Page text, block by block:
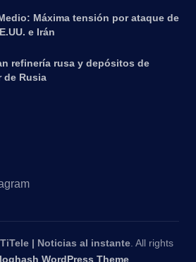
Máxima tensión por ataque de
e Irán
refinería rusa y depósitos de
de Rusia
| Noticias al instante . All rights
WordPress Theme